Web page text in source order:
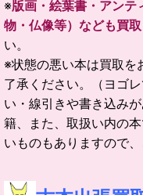
※版画・絵葉書・アンテ
物・仏像等）なども買
い。
※状態の悪い本は買取を
了承ください。（ヨゴ
い・線引きや書き込み
籍、また、取扱い内の
いものもありますので、